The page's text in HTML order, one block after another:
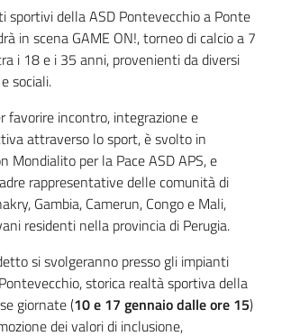
sportivi della ASD Pontevecchio a Ponte
in scena GAME ON!, torneo di calcio a 7
i 18 e i 35 anni, provenienti da diversi
sociali.
favorire incontro, integrazione e
attraverso lo sport, è svolto in
Mondialito per la Pace ASD APS, e
rappresentative delle comunità di
Gambia, Camerun, Congo e Mali,
residenti nella provincia di Perugia.
si svolgeranno presso gli impianti
storica realtà sportiva della
giornate (10 e 17 gennaio dalle ore 15)
dei valori di inclusione,